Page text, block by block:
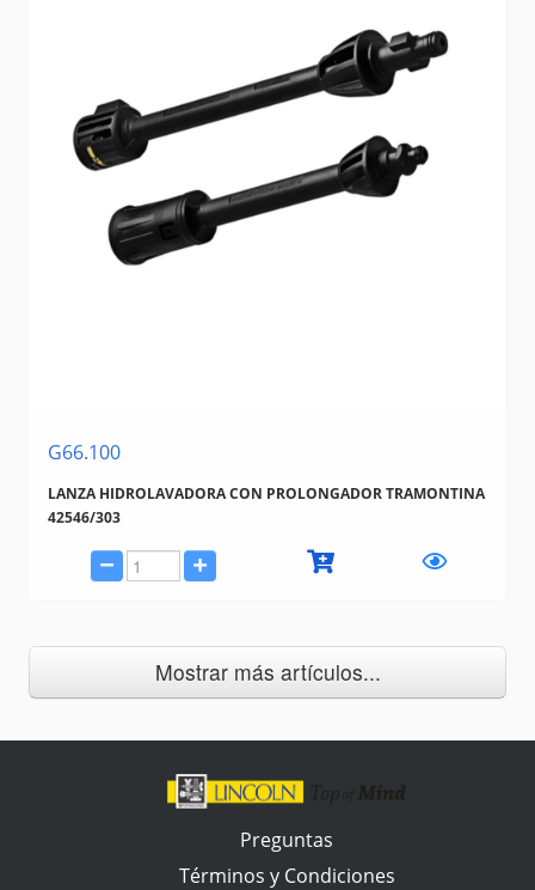
G66.100
LANZA HIDROLAVADORA CON PROLONGADOR TRAMONTINA
42546/303
Mostrar más artículos...
Preguntas
Términos y Condiciones